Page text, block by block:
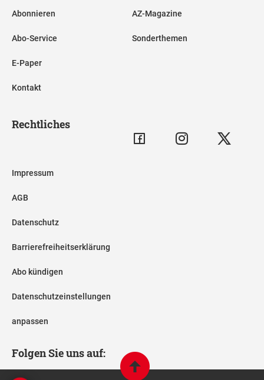
Abonnieren
Abo-Service
E-Paper
Kontakt
AZ-Magazine
Sonderthemen
Rechtliches
Impressum
AGB
Datenschutz
Barrierefreiheitserklärung
Abo kündigen
Datenschutzeinstellungen
anpassen
Folgen Sie uns auf: